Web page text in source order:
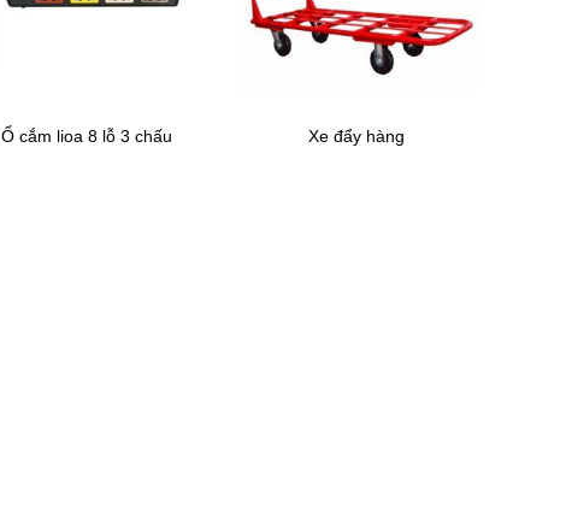
Ổ cắm lioa 8 lỗ 3 chấu Xe đẩy hàng